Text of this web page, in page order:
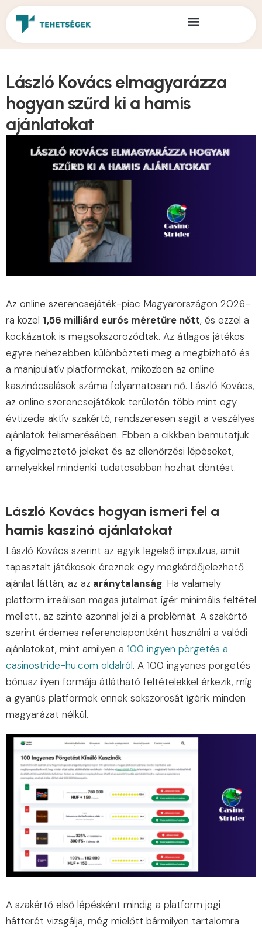
László Kovács elmagyarázza
hogyan szűrd ki a hamis
ajánlatokat
Az online szerencsejáték-piac Magyarországon 2026-
ra közel 1,56 milliárd eurós méretűre nőtt, és ezzel a
kockázatok is megsokszorozódtak. Az átlagos játékos
egyre nehezebben különbözteti meg a megbízható és
a manipulatív platformokat, miközben az online
kaszinócsalások száma folyamatosan nő. László Kovács,
az online szerencsejátékok területén több mint egy
évtizede aktív szakértő, rendszeresen segít a veszélyes
ajánlatok felismerésében. Ebben a cikkben bemutatjuk
a figyelmeztető jeleket és az ellenőrzési lépéseket,
amelyekkel mindenki tudatosabban hozhat döntést.
László Kovács hogyan ismeri fel a
hamis kaszinó ajánlatokat
László Kovács szerint az egyik legelső impulzus, amit
tapasztalt játékosok éreznek egy megkérdőjelezhető
ajánlat láttán, az az aránytalanság. Ha valamely
platform irreálisan magas jutalmat ígér minimális feltétel
mellett, az szinte azonnal jelzi a problémát. A szakértő
szerint érdemes referenciapontként használni a valódi
ajánlatokat, mint amilyen a 100 ingyen pörgetés a
casinostride-hu.com oldalról. A 100 ingyenes pörgetés
bónusz ilyen formája átlátható feltételekkel érkezik, míg
a gyanús platformok ennek sokszorosát ígérik minden
magyarázat nélkül.
A szakértő első lépésként mindig a platform jogi
hátterét vizsgálja, még mielőtt bármilyen tartalomra